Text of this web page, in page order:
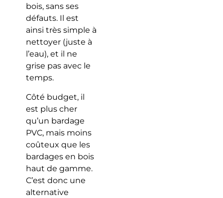
bois, sans ses
défauts. Il est
ainsi très simple à
nettoyer (juste à
l’eau), et il ne
grise pas avec le
temps.
Côté budget, il
est plus cher
qu’un bardage
PVC, mais moins
coûteux que les
bardages en bois
haut de gamme.
C’est donc une
alternative